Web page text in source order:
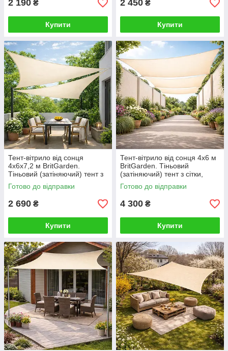
2 190 ₴
Купити
2 450 ₴
Купити
Тент-вітрило від сонця
4х6х7,2 м BritGarden.
Тіньовий (затіняючий) тент з
сітки, бежевий. Тінь 95%
Готово до відправки
2 690 ₴
Купити
Тент-вітрило від сонця 4х6 м
BritGarden. Тіньовий
(затіняючий) тент з сітки,
молоко. Тінь 95%
Готово до відправки
4 300 ₴
Купити